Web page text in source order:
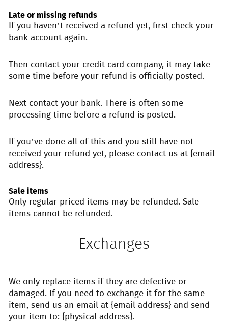
Late or missing refunds
If you haven’t received a refund yet, first check your
bank account again.
Then contact your credit card company, it may take
some time before your refund is officially posted.
Next contact your bank. There is often some
processing time before a refund is posted.
If you’ve done all of this and you still have not
received your refund yet, please contact us at {email
address}.
Sale items
Only regular priced items may be refunded. Sale
items cannot be refunded.
Exchanges
We only replace items if they are defective or
damaged. If you need to exchange it for the same
item, send us an email at {email address} and send
your item to: {physical address}.